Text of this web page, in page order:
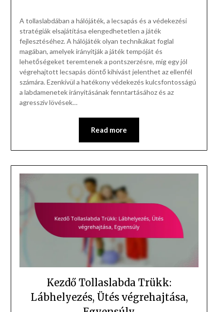
A tollaslabdában a hálójáték, a lecsapás és a védekezési
stratégiák elsajátítása elengedhetetlen a játék
fejlesztéséhez. A hálójáték olyan technikákat foglal
magában, amelyek irányítják a játék tempóját és
lehetőségeket teremtenek a pontszerzésre, míg egy jól
végrehajtott lecsapás döntő kihívást jelenthet az ellenfél
számára. Ezenkívül a hatékony védekezés kulcsfontosságú
a labdamenetek irányításának fenntartásához és az
agresszív lövések…
Read more
Kezdő Tollaslabda Trükk:
Lábhelyezés, Ütés végrehajtása,